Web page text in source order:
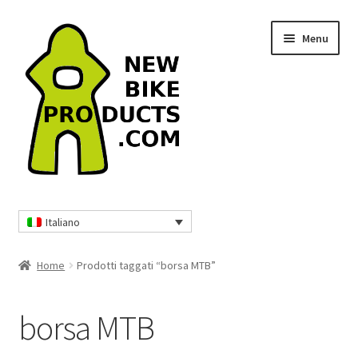
navigazione
contenuto
Menu
Abbigliamento
Italiano
Home Prodotti taggati “borsa MTB”
borsa MTB